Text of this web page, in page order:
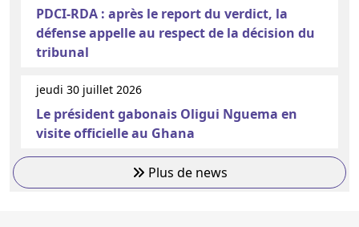
PDCI-RDA : après le report du verdict, la
défense appelle au respect de la décision du
tribunal
jeudi 30 juillet 2026
Le président gabonais Oligui Nguema en
visite officielle au Ghana
Plus de news